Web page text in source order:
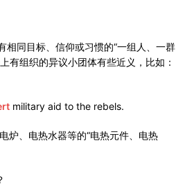
同目标、信仰或习惯的“一组人、一群
有组织的异议小团体有些近义，比如：
military aid to the rebels.
炉、电热水器等的“电热元件、电热